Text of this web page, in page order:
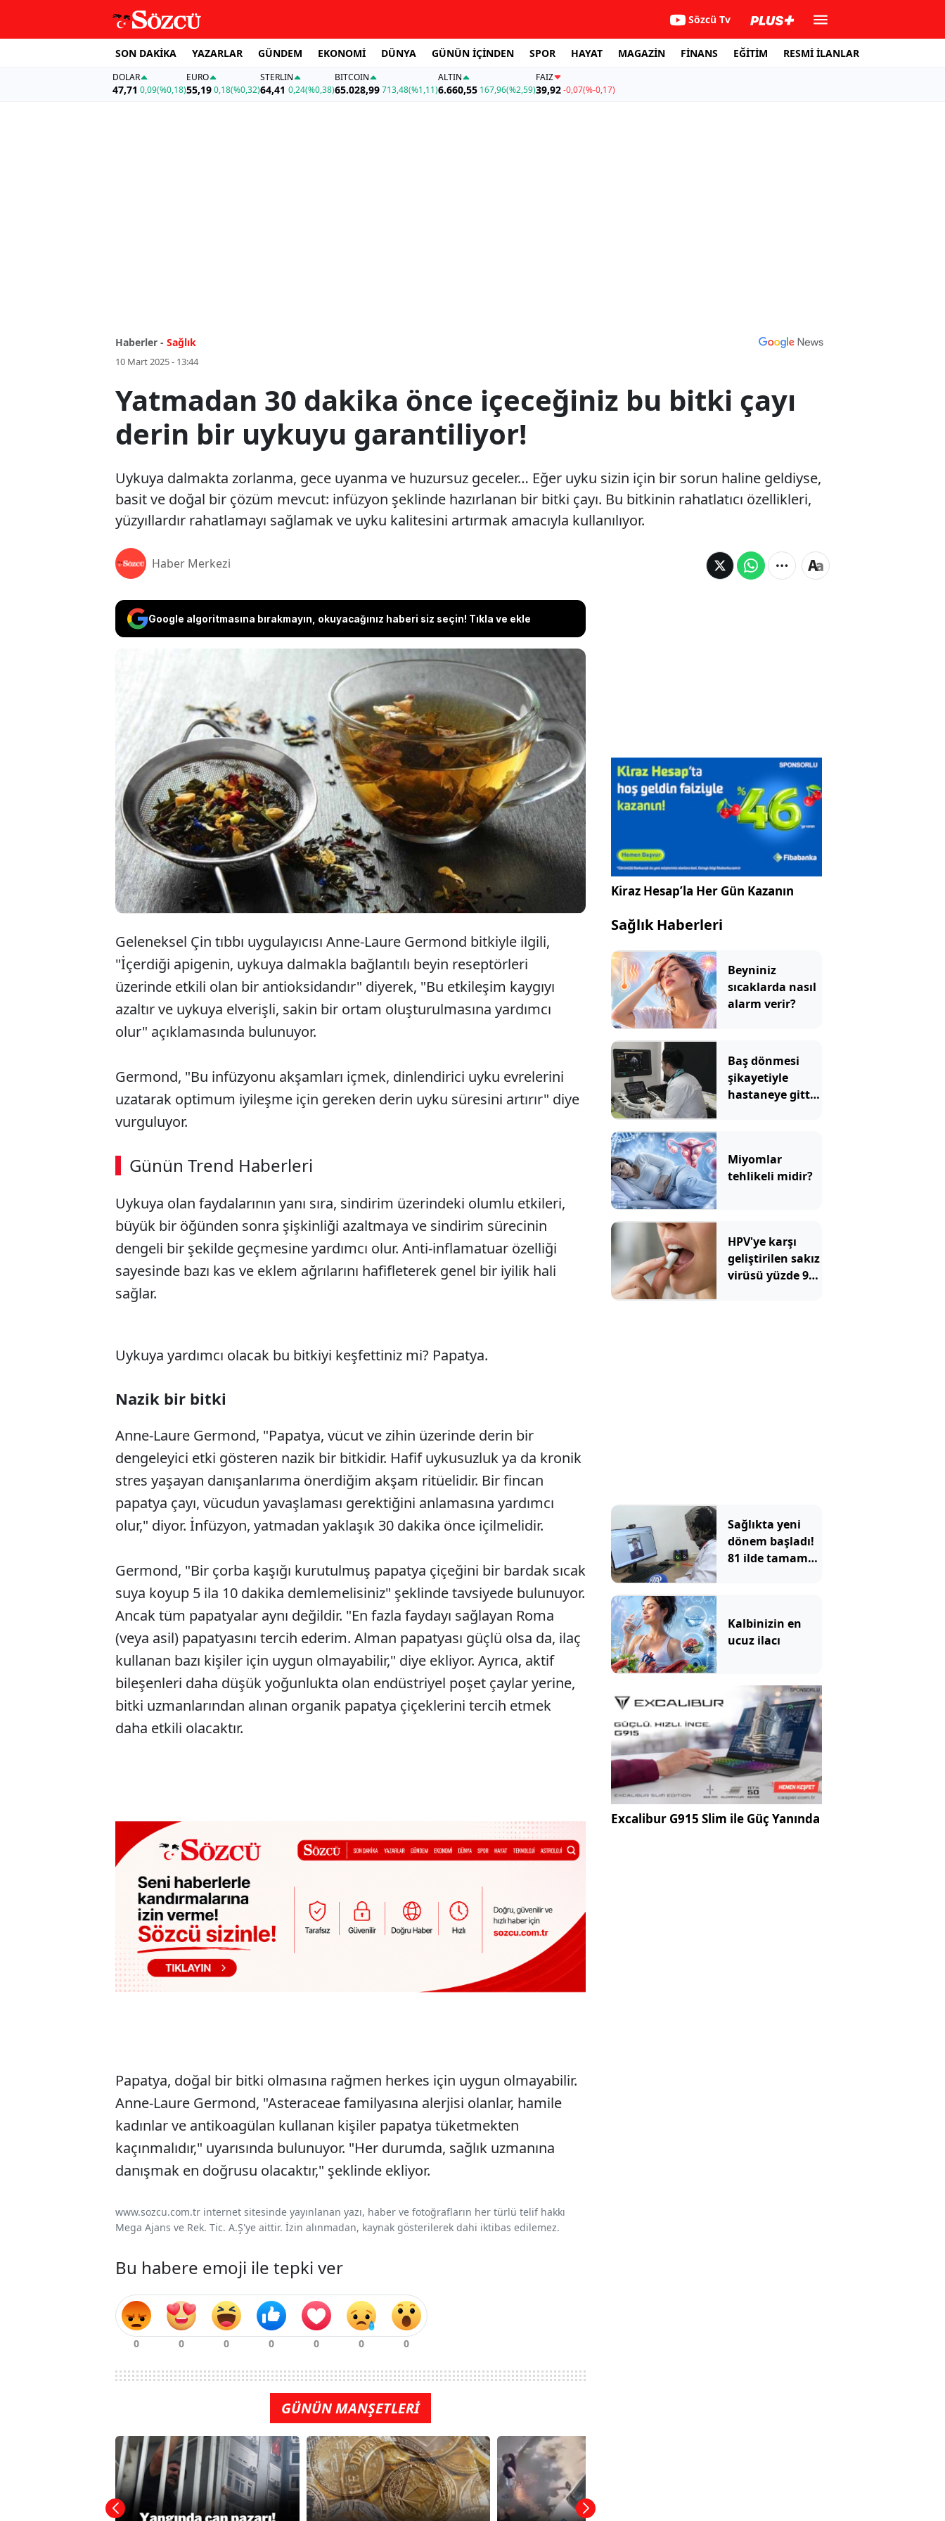
Sözcü Tv
SON DAKİKA YAZARLAR GÜNDEM EKONOMİ DÜNYA GÜNÜN İÇİNDEN SPOR HAYAT MAGAZİN FİNANS EĞİTİM RESMİ İLANLAR
DOLAR
47,71 0,09(%0,18)
EURO
55,19 0,18(%0,32)
STERLIN
64,41 0,24(%0,38)
BITCOIN
65.028,99713,48(%1,11)
ALTIN
6.660,55 167,96(%2,59)
FAİZ
39,92-0,07(%-0,17)
Haberler - Sağlık
10 Mart 2025 - 13:44
Yatmadan 30 dakika önce içeceğiniz bu bitki çayı
derin bir uykuyu garantiliyor!
Uykuya dalmakta zorlanma, gece uyanma ve huzursuz geceler… Eğer uyku sizin için bir sorun haline geldiyse,
basit ve doğal bir çözüm mevcut: infüzyon şeklinde hazırlanan bir bitki çayı. Bu bitkinin rahatlatıcı özellikleri,
yüzyıllardır rahatlamayı sağlamak ve uyku kalitesini artırmak amacıyla kullanılıyor.
Haber Merkezi
Google algoritmasına bırakmayın, okuyacağınız haberi siz seçin! Tıkla ve ekle
Uykuya dalmakta zorlanma, gece uyanma ve huzursuz geceler…
Eğer uyku sizin için bir sorun haline geldiyse, basit ve doğal bir
çözüm mevcut: infüzyon şeklinde hazırlanan bir bitki çayı. Bu
bitkinin rahatlatıcı özellikleri, yüzyıllardır rahatlamayı sağlamak ve
uyku kalitesini artırmak amacıyla kullanılıyor.
Geleneksel Çin tıbbı uygulayıcısı Anne-Laure Germond bitkiyle ilgili,
"İçerdiği apigenin, uykuya dalmakla bağlantılı beyin reseptörleri
üzerinde etkili olan bir antioksidandır" diyerek, "Bu etkileşim kaygıyı
azaltır ve uykuya elverişli, sakin bir ortam oluşturulmasına yardımcı
olur" açıklamasında bulunuyor.
Germond, "Bu infüzyonu akşamları içmek, dinlendirici uyku evrelerini
uzatarak optimum iyileşme için gereken derin uyku süresini artırır" diye
vurguluyor.
Günün Trend Haberleri
Uykuya olan faydalarının yanı sıra, sindirim üzerindeki olumlu etkileri,
büyük bir öğünden sonra şişkinliği azaltmaya ve sindirim sürecinin
dengeli bir şekilde geçmesine yardımcı olur. Anti-inflamatuar özelliği
sayesinde bazı kas ve eklem ağrılarını hafifleterek genel bir iyilik hali
sağlar.
Uykuya yardımcı olacak bu bitkiyi keşfettiniz mi? Papatya.
Nazik bir bitki
Anne-Laure Germond, "Papatya, vücut ve zihin üzerinde derin bir
dengeleyici etki gösteren nazik bir bitkidir. Hafif uykusuzluk ya da kronik
stres yaşayan danışanlarıma önerdiğim akşam ritüelidir. Bir fincan
papatya çayı, vücudun yavaşlaması gerektiğini anlamasına yardımcı
olur," diyor. İnfüzyon, yatmadan yaklaşık 30 dakika önce içilmelidir.
Germond, "Bir çorba kaşığı kurutulmuş papatya çiçeğini bir bardak sıcak
suya koyup 5 ila 10 dakika demlemelisiniz" şeklinde tavsiyede bulunuyor.
Ancak tüm papatyalar aynı değildir. "En fazla faydayı sağlayan Roma
(veya asil) papatyasını tercih ederim. Alman papatyası güçlü olsa da, ilaç
kullanan bazı kişiler için uygun olmayabilir," diye ekliyor. Ayrıca, aktif
bileşenleri daha düşük yoğunlukta olan endüstriyel poşet çaylar yerine,
bitki uzmanlarından alınan organik papatya çiçeklerini tercih etmek
daha etkili olacaktır.
Papatya, doğal bir bitki olmasına rağmen herkes için uygun olmayabilir.
Anne-Laure Germond, "Asteraceae familyasına alerjisi olanlar, hamile
kadınlar ve antikoagülan kullanan kişiler papatya tüketmekten
kaçınmalıdır," uyarısında bulunuyor. "Her durumda, sağlık uzmanına
danışmak en doğrusu olacaktır," şeklinde ekliyor.
www.sozcu.com.tr internet sitesinde yayınlanan yazı, haber ve fotoğrafların her türlü telif hakkı
Mega Ajans ve Rek. Tic. A.Ş'ye aittir. İzin alınmadan, kaynak gösterilerek dahi iktibas edilemez.
Bu habere emoji ile tepki ver
GÜNÜN MANŞETLERİ
Kiraz Hesap’la Her Gün Kazanın
Sağlık Haberleri
Beyniniz
sıcaklarda nasıl
alarm verir?
Baş dönmesi
şikayetiyle
hastaneye gitti:
Miyomlar
tehlikeli midir?
HPV'ye karşı
geliştirilen sakız
virüsü yüzde 93
Sağlıkta yeni
dönem başladı!
81 ilde tamamen
Kalbinizin en
ucuz ilacı
Excalibur G915 Slim ile Güç Yanında